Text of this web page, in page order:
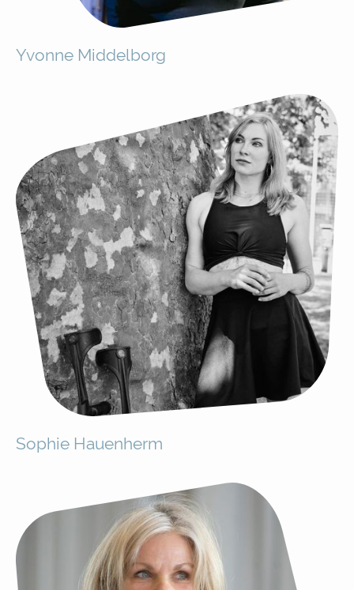
Yvonne Middelborg
Sophie Hauenherm